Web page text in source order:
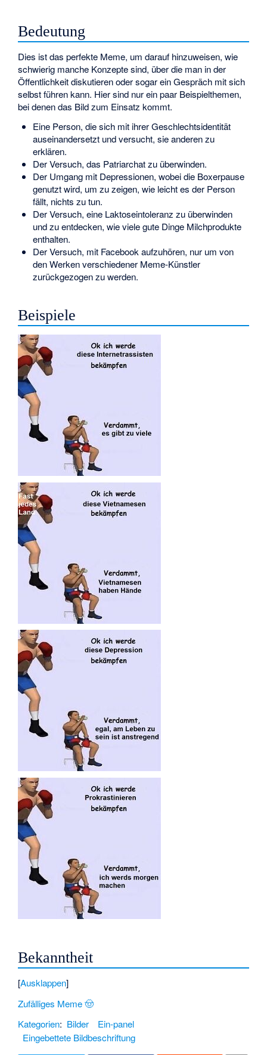
Bedeutung
Dies ist das perfekte Meme, um darauf hinzuweisen, wie
schwierig manche Konzepte sind, über die man in der
Öffentlichkeit diskutieren oder sogar ein Gespräch mit sich
selbst führen kann. Hier sind nur ein paar Beispielthemen,
bei denen das Bild zum Einsatz kommt.
Eine Person, die sich mit ihrer Geschlechtsidentität
auseinandersetzt und versucht, sie anderen zu
erklären.
Der Versuch, das Patriarchat zu überwinden.
Der Umgang mit Depressionen, wobei die Boxerpause
genutzt wird, um zu zeigen, wie leicht es der Person
fällt, nichts zu tun.
Der Versuch, eine Laktoseintoleranz zu überwinden
und zu entdecken, wie viele gute Dinge Milchprodukte
enthalten.
Der Versuch, mit Facebook aufzuhören, nur um von
den Werken verschiedener Meme-Künstler
zurückgezogen zu werden.
Beispiele
Bekanntheit
Ausklappen
Zufälliges Meme 🤠
Kategorien: Bilder
Ein-panel
Eingebettete Bildbeschriftung